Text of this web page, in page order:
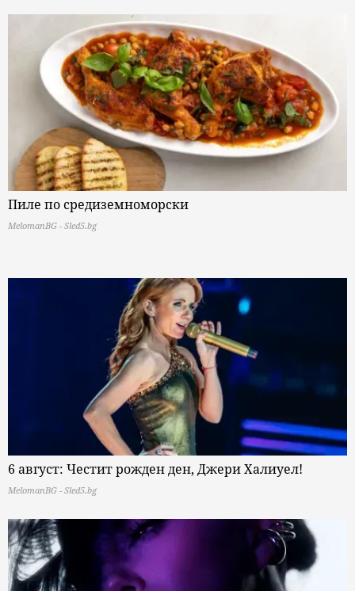
Пиле по средиземноморски
MelomanBG - Sled5.bg
6 август: Честит рожден ден, Джери Халиуел!
MelomanBG - Sled5.bg